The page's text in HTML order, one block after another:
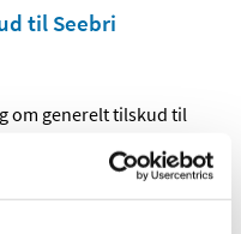
til Seebri
om generelt tilskud til